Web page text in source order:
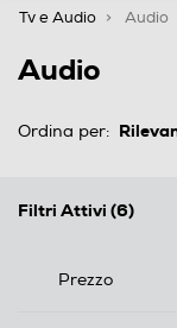
Tv e Audio Audio
Audio
Ordina per:
Filtri Attivi (6)
Prezzo